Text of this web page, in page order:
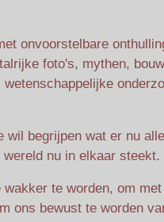
onvoorstelbare
foto's, mythen,
wil begrijpen wat er nu
wereld nu in elkaar steekt.
wakker te worden, om
ons bewust te worden